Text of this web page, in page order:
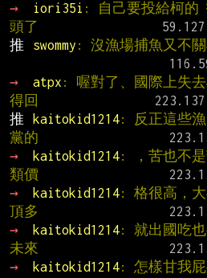
→
iori35i : 自己要投給柯的
頭了
推
swommy : 沒漁場捕魚又不
→
atpx : 喔對了、國際上失
得回
推
kaitokid1214: 反正這些漁
黨的
→
kaitokid1214: ，苦也不是
類價
→
kaitokid1214: 格很高，大
頂多
→
kaitokid1214: 就出國吃也
未來
→
kaitokid1214: 怎樣甘我屁